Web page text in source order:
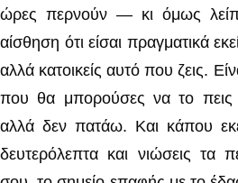
ώρες περνούν — κι όμως
αίσθηση ότι είσαι πραγματικά
αλλά κατοικείς αυτό που ζεις.
που θα μπορούσες να το
αλλά δεν πατάω. Και κάπου
δευτερόλεπτα και νιώσεις τα